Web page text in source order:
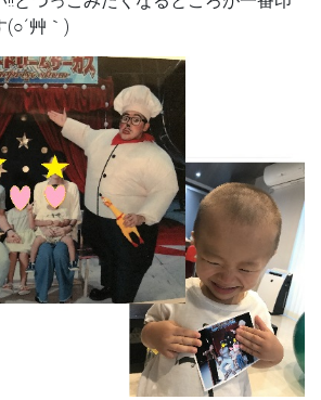
艸｀)